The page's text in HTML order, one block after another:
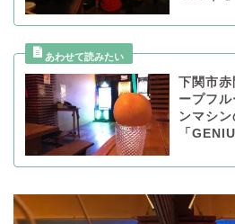
下関市赤
ープフ
ンマシ
「